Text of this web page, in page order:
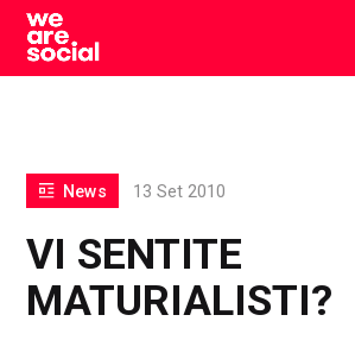
Skip
content
VI SENTITE
MATURIALISTI?
News 13 Set 2010